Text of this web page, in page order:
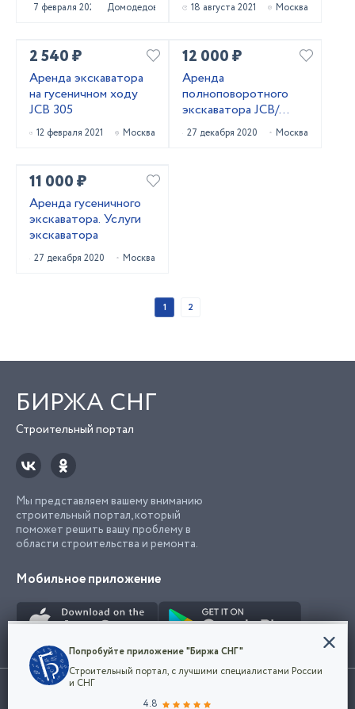
7 февраля 2022 Домодедово 18 августа 2021 Москва
2 540 ₽
Аренда экскаватора
на гусеничном ходу
JCB 305
12 февраля 2021 Москва
12 000 ₽
Аренда
полноповоротного
экскаватора JCB/
Hitachi
27 декабря 2020 Москва
11 000 ₽
Аренда гусеничного
экскаватора. Услуги
экскаватора
27 декабря 2020 Москва
1 2
БИРЖА СНГ
Строительный портал
Мы представляем вашему вниманию
строительный портал, который
поможет решить вашу проблему в
области строительства и ремонта.
Мобильное приложение
Использование сайта, в том числе подача объявлений, означает
Конфиденциальность
Мы используем файлы cookie, чтобы сделать
наш сайт удобным для каждого
Попробуйте приложение "Биржа СНГ"
Строительный портал, с лучшими специалистами России
и СНГ
4.8